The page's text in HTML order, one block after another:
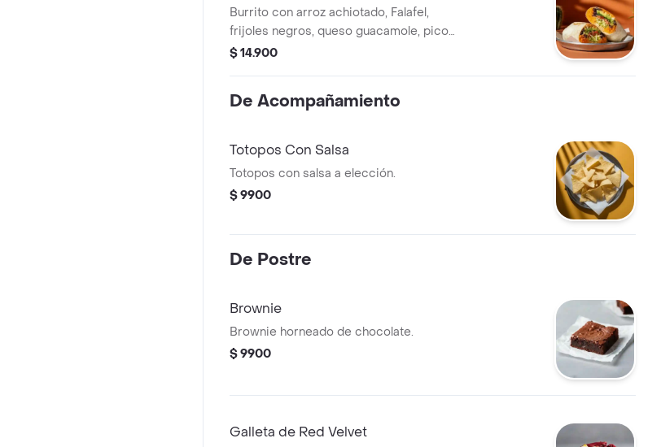
Burrito con arroz achiotado, Falafel,
frijoles negros, queso guacamole, pico
de gallo, lechuga, totopos triturados y
$ 14.900
De Acompañamiento
Totopos Con Salsa
Totopos con salsa a elección.
$ 9900
De Postre
Brownie
Brownie horneado de chocolate.
$ 9900
Galleta de Red Velvet